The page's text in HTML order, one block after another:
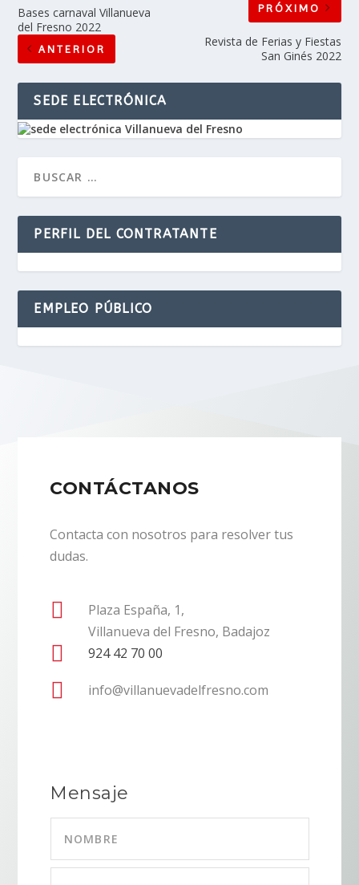
Bases carnaval Villanueva
del Fresno 2022
ANTERIOR
PRÓXIMO
Revista de Ferias y Fiestas
San Ginés 2022
SEDE ELECTRÓNICA
PERFIL DEL CONTRATANTE
EMPLEO PÚBLICO
CONTÁCTANOS
Contacta con nosotros para resolver tus
dudas.

Plaza España, 1,
Villanueva del Fresno, Badajoz
 924 42 70 00
 info@villanuevadelfresno.com
Mensaje